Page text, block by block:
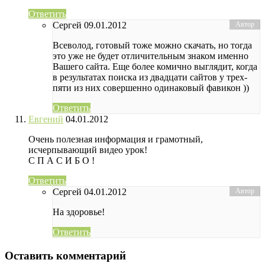
Ответить
Сергей 09.01.2012
Всеволод, готовый тоже можно скачать, но тогда
это уже не будет отличительным знаком именно
Вашего сайта. Еще более комично выглядит, когда
в результатах поиска из двадцати сайтов у трех-
пяти из них совершенно одинаковый фавикон ))
Ответить
Евгений 04.01.2012
Очень полезная информация и грамотный,
исчерпывающий видео урок!
С П А С И Б О !
Ответить
Сергей 04.01.2012
На здоровье!
Ответить
Оставить комментарий